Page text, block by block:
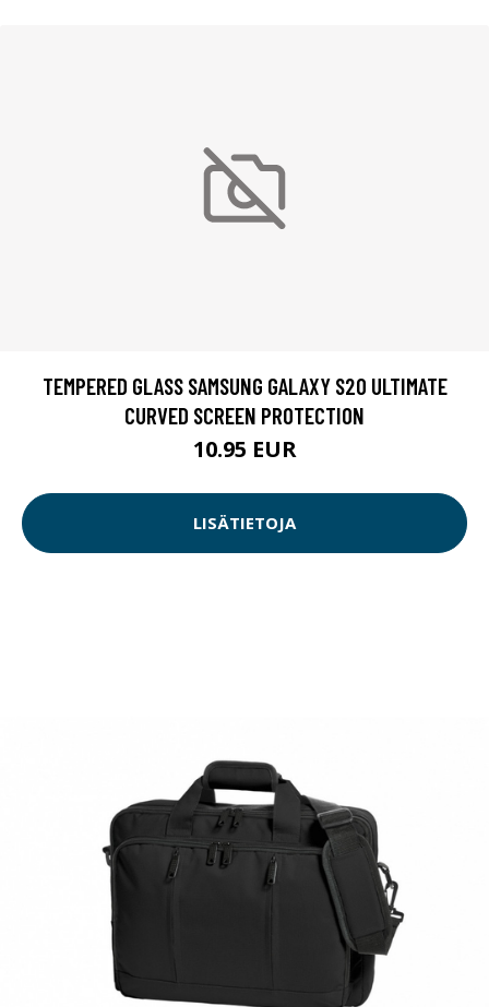
TEMPERED GLASS SAMSUNG GALAXY S20 ULTIMATE
CURVED SCREEN PROTECTION
10.95 EUR
LISÄTIETOJA